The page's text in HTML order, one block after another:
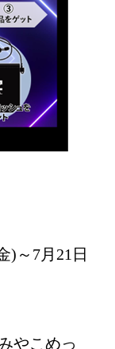
7月21日
こめっ